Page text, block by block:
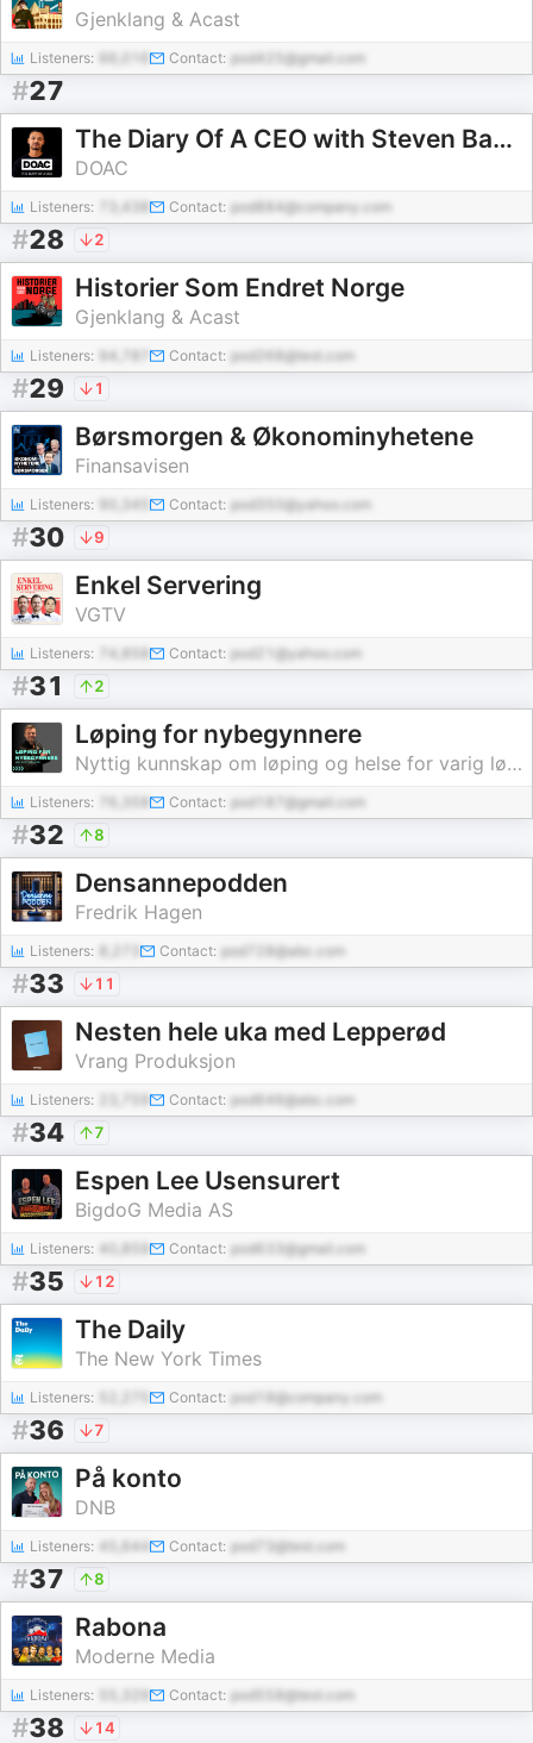
Gjenklang & Acast
Listeners: Contact: pod425@gmail.com
#27
The Diary Of A CEO with Steven Bartlett
DOAC
Listeners: 73,438 Contact: pod884@company.com
#28 2
Historier Som Endret Norge
Gjenklang & Acast
Listeners: 94,787 Contact: pod268@test.com
#29 1
Børsmorgen & Økonominyhetene
Finansavisen
Listeners: 90,345 Contact: pod350@yahoo.com
#30 9
Enkel Servering
VGTV
Listeners: Contact: pod21@yahoo.com
#31 2
Løping for nybegynnere
Nyttig kunnskap om løping og helse for varig løpeglede – med fysioterapeut Stig Carlson
Listeners: Contact: pod187@gmail.com
#32 8
Densannepodden
Fredrik Hagen
Listeners: Contact: pod728@abc.com
#33 11
Nesten hele uka med Lepperød
Vrang Produksjon
Listeners: Contact: pod646@abc.com
#34 7
Espen Lee Usensurert
BigdoG Media AS
Listeners: 40,859 Contact: pod633@gmail.com
#35 12
The Daily
The New York Times
Listeners: Contact: pod18@company.com
#36 7
På konto
DNB
Listeners: 45,644 Contact: pod73@test.com
#37 8
Rabona
Moderne Media
Listeners: Contact: pod558@test.com
#38 14